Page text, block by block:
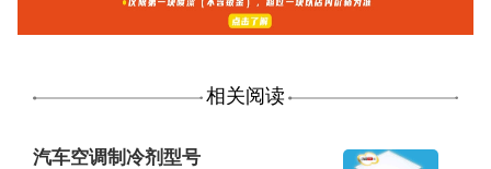
相关阅读
汽车空调制冷剂型号